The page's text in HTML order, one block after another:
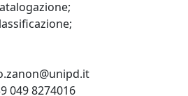
049 8274016